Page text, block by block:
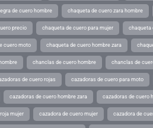
de cuero hombre chaqueta de cuero zara hombre
precio chaqueta de cuero para mujer chaqueta
cuero moto chaqueta de cuero hombre zara
chanclas de cuero hombre chanclas de
de cuero rojas cazadoras de cuero para moto
cazadoras de cuero hombre zara cazadoras de cuero
mujer cazadora de cuero mujer cazadora de